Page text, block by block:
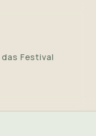
das Festival